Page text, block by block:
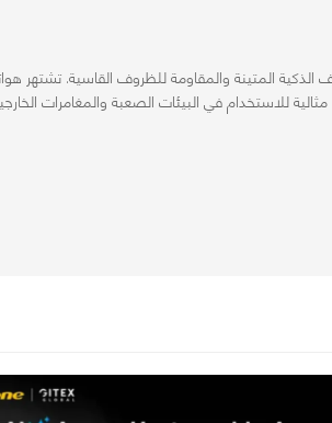
للاستخدام في البيئات الصعبة والمغامرات